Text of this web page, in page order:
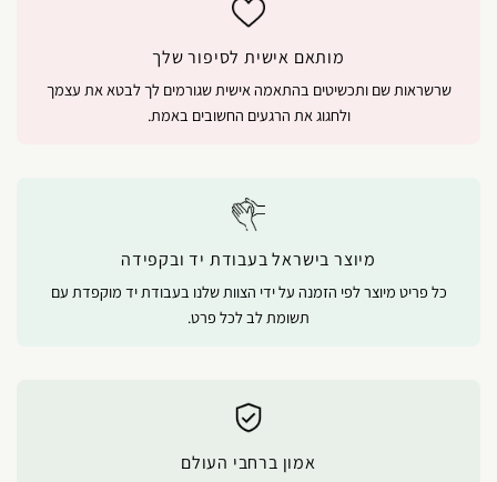
מותאם אישית לסיפור שלך
שרשראות שם ותכשיטים בהתאמה אישית שגורמים לך לבטא את עצמך
ולחגוג את הרגעים החשובים באמת.
מיוצר בישראל בעבודת יד ובקפידה
כל פריט מיוצר לפי הזמנה על ידי הצוות שלנו בעבודת יד מוקפדת עם
תשומת לב לכל פרט.
אמון ברחבי העולם